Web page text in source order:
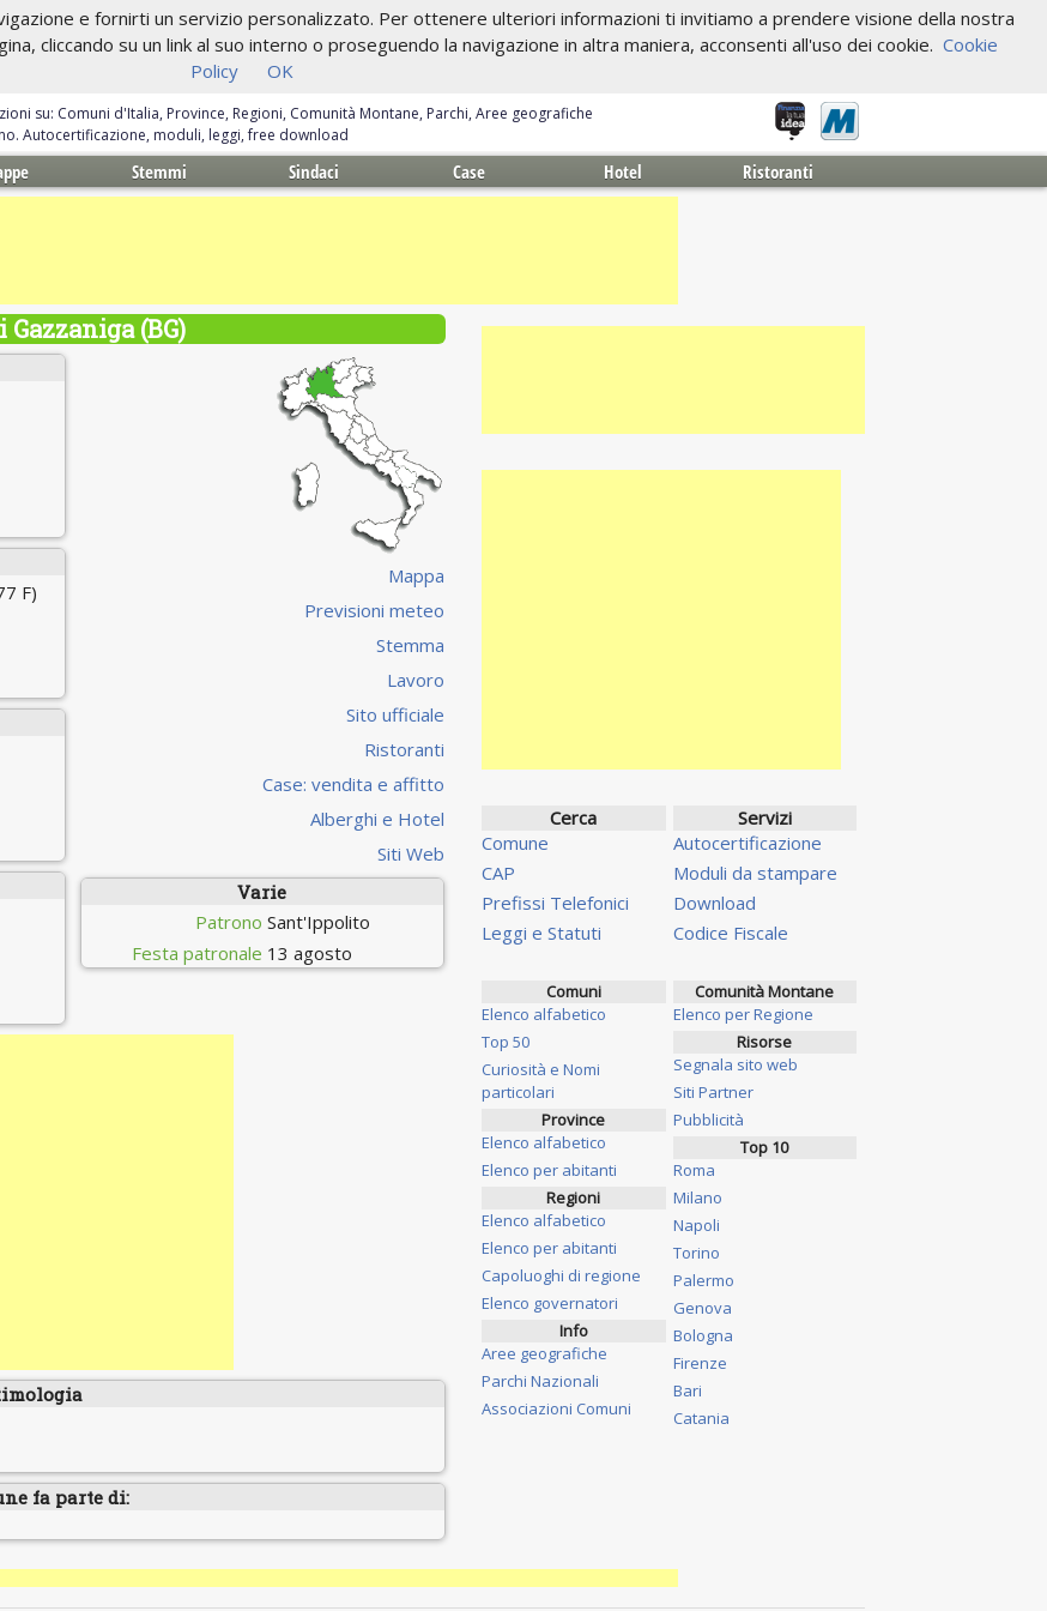
e fornirti un servizio personalizzato. Per ottenere ulteriori informazioni ti invitiamo a prendere visione della nostra
cliccando su un link al suo interno o proseguendo la navigazione in altra maniera, acconsenti all'uso dei cookie. Cookie
Policy
OK
su: Comuni d'Italia, Province, Regioni, Comunità Montane, Parchi, Aree geografiche
Autocertificazione, moduli, leggi, free download
Stemmi Sindaci Case Hotel Ristoranti
(BG)
F)
Mappa
Previsioni meteo
Stemma
Lavoro
Sito ufficiale
Ristoranti
Case: vendita e affitto
Alberghi e Hotel
Siti Web
Varie
Patrono Sant'Ippolito
Festa patronale 13 agosto
fa parte di:
Cerca
Comune
CAP
Prefissi Telefonici
Leggi e Statuti
Servizi
Autocertificazione
Moduli da stampare
Download
Codice Fiscale
Comuni
Elenco alfabetico
Top 50
Curiosità e Nomi
particolari
Province
Elenco alfabetico
Elenco per abitanti
Regioni
Elenco alfabetico
Elenco per abitanti
Capoluoghi di regione
Elenco governatori
Info
Aree geografiche
Parchi Nazionali
Associazioni Comuni
Comunità Montane
Elenco per Regione
Risorse
Segnala sito web
Siti Partner
Pubblicità
Top 10
Roma
Milano
Napoli
Torino
Palermo
Genova
Bologna
Firenze
Bari
Catania